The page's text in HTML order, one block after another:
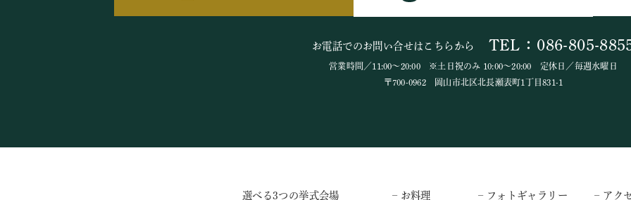
お電話でのお問い合せはこちらから TEL：086-805-
営業時間／11:00～20:00 ※土日祝のみ 10:00～20:00 定休日／毎週水曜日
〒700-0962 岡山市北区北長瀬表町1丁目831-1
選べる3つの挙式会場 – お料理 – フォトギャラリー – アク